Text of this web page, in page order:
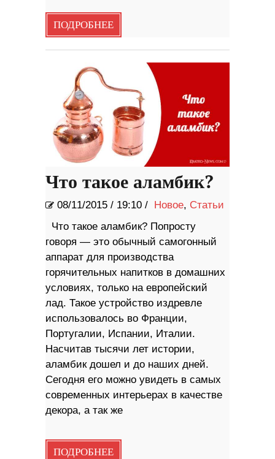
ПОДРОБНЕЕ
Что такое аламбик?
08/11/2015 / 19:10 / Новое, Статьи
Что такое аламбик? Попросту
говоря — это обычный самогонный
аппарат для производства
горячительных напитков в домашних
условиях, только на европейский
лад. Такое устройство издревле
использовалось во Франции,
Португалии, Испании, Италии.
Насчитав тысячи лет истории,
аламбик дошел и до наших дней.
Сегодня его можно увидеть в самых
современных интерьерах в качестве
декора, а так же
ПОДРОБНЕЕ